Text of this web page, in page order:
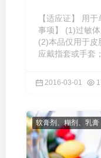
【适应证】 用
事项】 (1)过敏
(2)本品仅用于
应戴指套或手套
2016-03-01
软膏剂、糊剂、乳膏